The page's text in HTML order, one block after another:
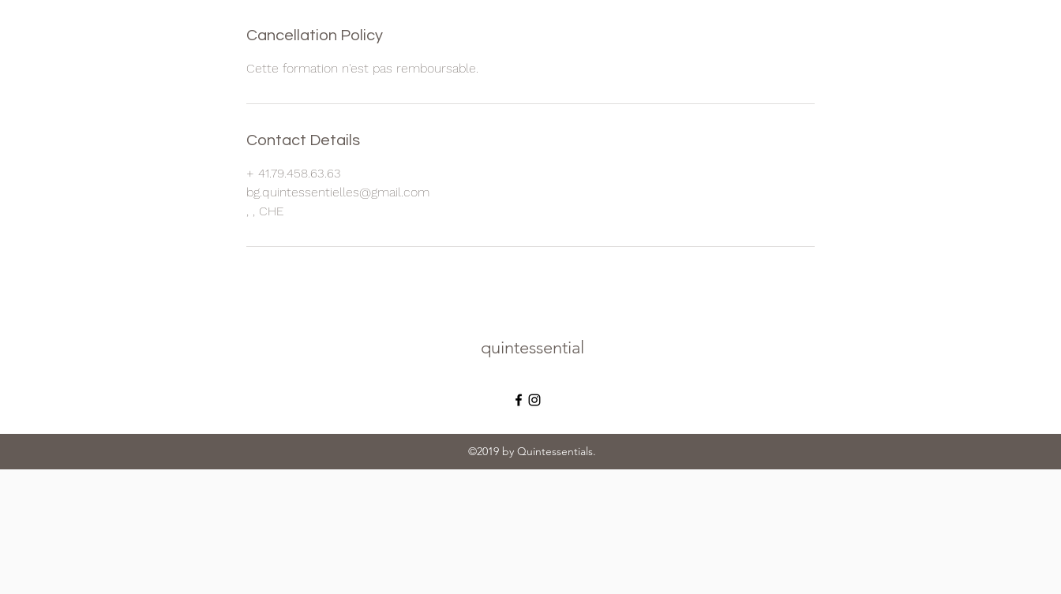
Cancellation Policy
Cette formation n'est pas remboursable.
Contact Details
+ 41.79.458.63.63
bg.quintessentielles@gmail.com
, , CHE
quintessential
©2019 by Quintessentials.